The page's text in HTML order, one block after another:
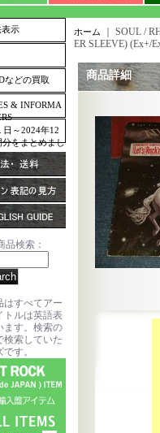
示
などの買取
& INFORMA
日～2024年12
をまとめまし
品検索：
はすべてアー
トルは英語表
ます。検索の
検索していた
す。
ホーム ｜ SOUL /
ER SLEEVE) (Ex+/
商品詳細